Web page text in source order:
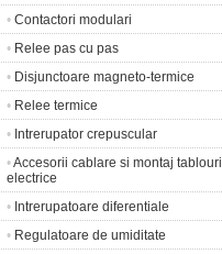
• Contactori modulari
• Relee pas cu pas
• Disjunctoare magneto-termice
• Relee termice
• Intrerupator crepuscular
•Accesorii cablare si montaj tablouri
electrice
• Intrerupatoare diferentiale
• Regulatoare de umiditate